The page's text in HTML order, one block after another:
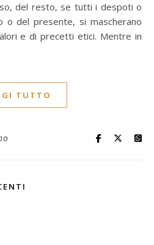
del resto, se tutti i despoti o
o del presente, si mascherano
e di precetti etici. Mentre in
TUTTO